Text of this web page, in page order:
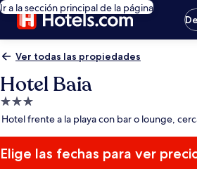
Ir a la sección principal de la página
Ver todas las propiedades
Hotel Baia
Propiedad
de
estrellas
Hotel frente a la playa con bar o lounge,
Elige las fechas para ver